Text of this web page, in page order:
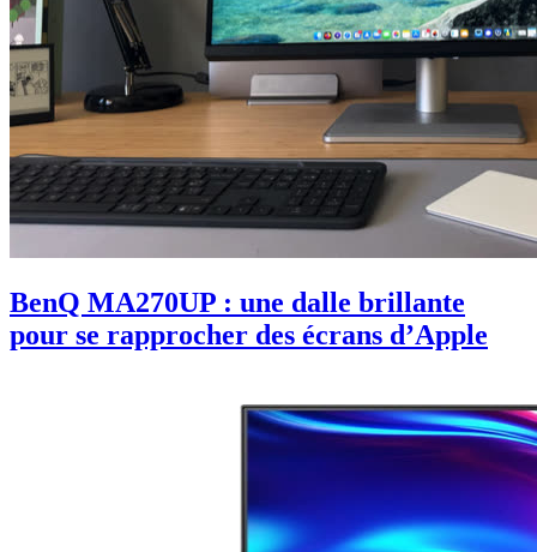
BenQ MA270UP : une dalle brillante
pour se rapprocher des écrans d’Apple